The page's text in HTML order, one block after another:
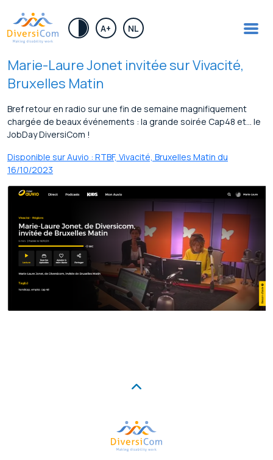
A+ NL
Marie-Laure Jonet invitée sur Vivacité,
Bruxelles Matin
Bref retour en radio sur une fin de semaine magnifiquement
chargée de beaux événements : la grande soirée Cap48 et… le
JobDay DiversiCom !
Disponible sur Auvio : RTBF, Vivacité, Bruxelles Matin du
16/10/2023